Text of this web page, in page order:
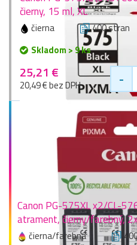
čierny, 15 ml, XL
čierna 400 stran
Skladom > 9 ks
25,21 €
20,49 € bez DPH -
Canon PG-575XL x2/CL-
atrament, čierny/farebný,
čierna/farebná